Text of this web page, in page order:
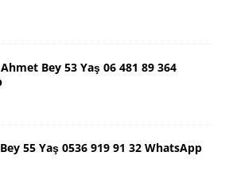
Bey 53 Yaş 06 481 89 364
55 Yaş 0536 919 91 32 WhatsApp